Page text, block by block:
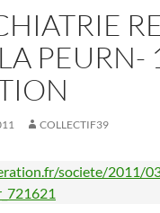
COLLECTIF39
societe/2011/